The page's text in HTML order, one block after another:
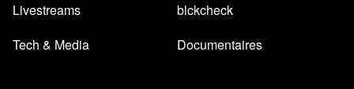
Livestreams
Tech & Media
blckcheck
Documentaires